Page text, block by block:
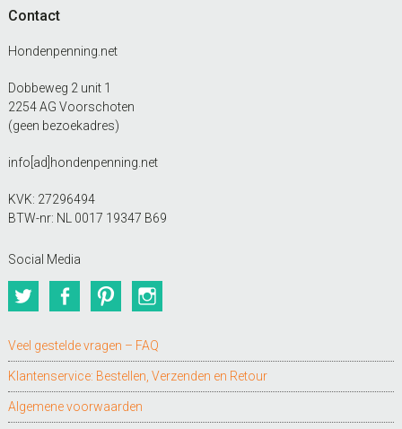
Contact
Hondenpenning.net
Dobbeweg 2 unit 1
2254 AG Voorschoten
(geen bezoekadres)
info[ad]hondenpenning.net
KVK: 27296494
BTW-nr: NL 0017 19347 B69
Social Media
TwitterFacebookPinterest
Veel gestelde vragen – FAQ
Klantenservice: Bestellen, Verzenden en Retour
Algemene voorwaarden